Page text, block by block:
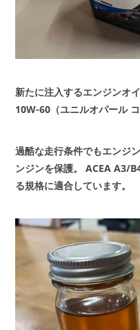
新たに注入するエンジンオ
10W-60（ユニルオパール
過酷な走行条件でもエンジ
ンジンを保護。
ACEA A3/
る規格に適合しています。